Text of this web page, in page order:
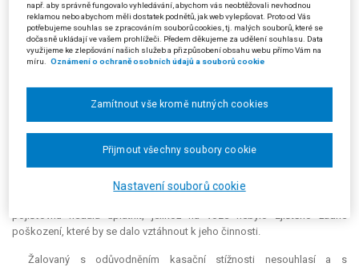
rozporu se zákonem, a odkazuje na vyjádření svých nadřízených orgánů,
Magistrátu hl. m. Prahy a Ministerstva vnitra. Žalovaný stejně jako jeho
nadřízené orgány zastávají názor, že se jedná o kauzu, která z hlediska
škody vzniklé žalobci přísluší do pracovního a občanského práva.
ustanovení § 50 zákona o přestupcích, musel by zde být prokázán
úmysl zaměstnance firmy, který údajné poškození auta kamínkem
odlétnuvším při vysekávání trávy (to měl být čin, který měl naplnit
skutkovou podstatu přestupku – pozn. NSS) zavinil. Jak však z celého
případu vyplývá, jednalo se o způsobení škody z nedbalosti, a to
osobami k tomu tímto podnikatelem určenými a při jeho činnosti. Daný
podnikatel byl též řádně pojištěn, takže celá věc mohla být řešena z jeho
pojišťovnu nedala uplatnit, jelikož na voze nebylo zjištěno žádné
poškození, které by se dalo vztáhnout k jeho činnosti.
Žalovaný s odůvodněním kasační stížnosti nesouhlasí a s
např. aby správně fungovalo vyhledávání, abychom vás neobtěžovali nevhodnou
reklamou nebo abychom měli dostatek podnětů, jak web vylepšovat. Proto od Vás
potřebujeme souhlas se zpracováním souborů cookies, tj. malých souborů, které se
dočasně ukládají ve vašem prohlížeči. Předem děkujeme za udělení souhlasu. Data
využijeme ke zlepšování našich služeb a přizpůsobení obsahu webu přímo Vám na
míru. Oznámení o ochraně osobních údajů a souborů cookie
Nastavení souborů cookie
Zamítnout vše kromě nutných cookies
Přijmout všechny soubory cookie